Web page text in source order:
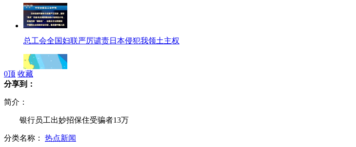
总工会全国妇联严厉谴责日本侵犯我领土主权
日媒:在钓鱼岛海域发现4艘中国船只
0顶 收藏
分享到：
简介：
银行员工出妙招保住受骗者13万
分类名称： 热点新闻